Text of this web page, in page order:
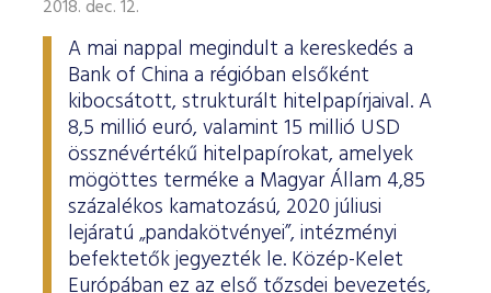
2018. dec. 12.
A mai nappal megindult a kereskedés a
Bank of China a régióban elsőként
kibocsátott, strukturált hitelpapírjaival. A
8,5 millió euró, valamint 15 millió USD
össznévértékű hitelpapírokat, amelyek
mögöttes terméke a Magyar Állam 4,85
százalékos kamatozású, 2020 júliusi
lejáratú „pandakötvényei”, intézményi
befektetők jegyezték le. Közép-Kelet
Európában ez az első tőzsdei bevezetés,